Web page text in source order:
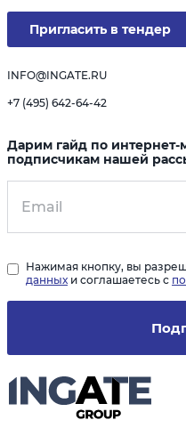
Пригласить в тендер
INFO@INGATE.RU
+7 (495) 642-64-42
Дарим гайд по
подписчикам нашей
Нажимая кнопку, вы
данных и соглашаетесь с